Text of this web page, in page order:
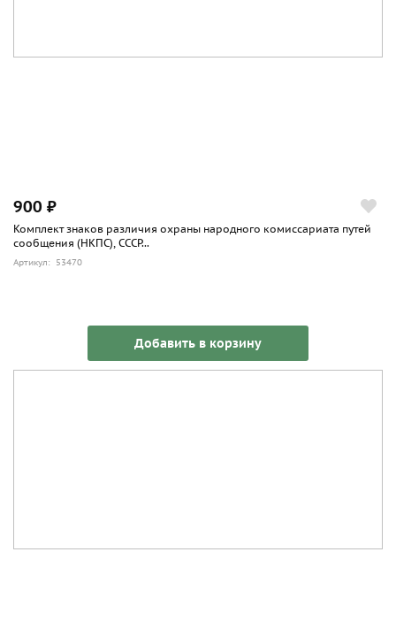
900 ₽
Комплект знаков различия охраны народного комиссариата путей
сообщения (НКПС), СССР...
Артикул: 53470
Добавить в корзину